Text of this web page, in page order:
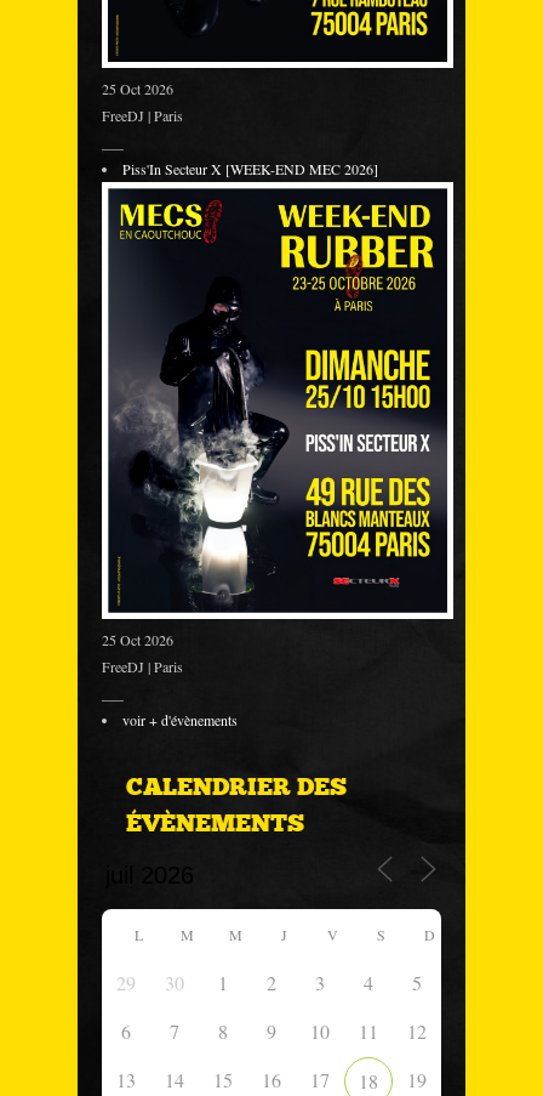
25 Oct 2026
FreeDJ | Paris
Piss'In Secteur X [WEEK-END MEC 2026]
25 Oct 2026
FreeDJ | Paris
voir + d'évènements
CALENDRIER DES
ÉVÈNEMENTS
L M M J V S D
29 30 1 2 3 4
5
6
7 8 9 10 11
12
13
14 15 16 17 18
19